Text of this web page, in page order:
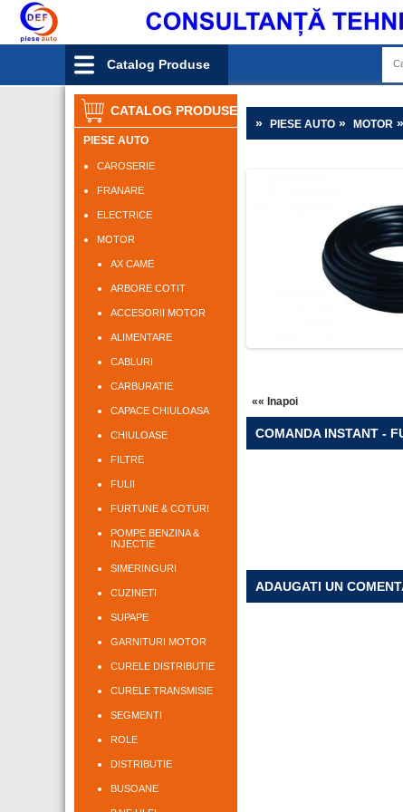
Catalog Produse
CATALOG PRODUSE
PIESE AUTO
CAROSERIE
FRANARE
ELECTRICE
MOTOR
AX CAME
ARBORE COTIT
ACCESORII MOTOR
ALIMENTARE
CABLURI
CARBURATIE
CAPACE CHIULOASA
CHIULOASE
FILTRE
FULII
FURTUNE & COTURI
POMPE BENZINA &
INJECTIE
SIMERINGURI
CUZINETI
SUPAPE
GARNITURI MOTOR
CURELE DISTRIBUTIE
CURELE TRANSMISIE
SEGMENTI
ROLE
DISTRIBUTIE
BUSOANE
» PIESE AUTO » MOTOR »
«« Inapoi
COMANDA INSTANT -
ADAUGATI UN